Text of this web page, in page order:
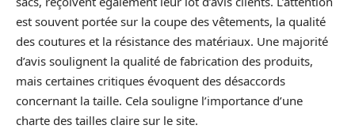
est souvent portée sur la coupe des vêtements, la qualité
des coutures et la résistance des matériaux. Une majorité
d’avis soulignent la qualité de fabrication des produits,
mais certaines critiques évoquent des désaccords
concernant la taille. Cela souligne l’importance d’une
charte des tailles claire sur le site.